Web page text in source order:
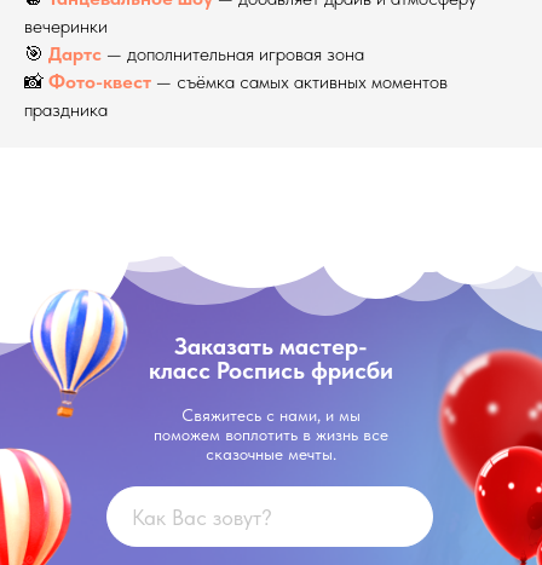
вечеринки
🎯 Дартс — дополнительная игровая зона
📸 Фото-квест — съёмка самых активных моментов
праздника
Заказать мастер-
класс Роспись фрисби
Свяжитесь с нами, и мы
поможем воплотить в жизнь все
сказочные мечты.